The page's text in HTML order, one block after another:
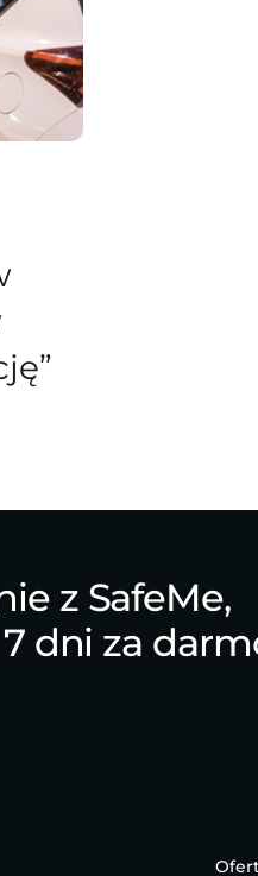
z SafeMe,
dni za